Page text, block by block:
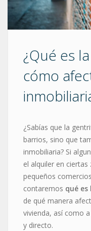
¿Qué es
cómo
¿Sabías que la
barrios, sino que
inmobiliaria? Si
el alquiler en
pequeños
contaremos qué
de qué manera
vivienda, así como
y directo.